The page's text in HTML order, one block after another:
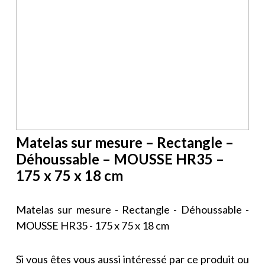
Matelas sur mesure – Rectangle –
Déhoussable – MOUSSE HR35 –
175 x 75 x 18 cm
Matelas sur mesure - Rectangle - Déhoussable -
MOUSSE HR35 - 175 x 75 x 18 cm
Si vous êtes vous aussi intéressé par ce produit ou